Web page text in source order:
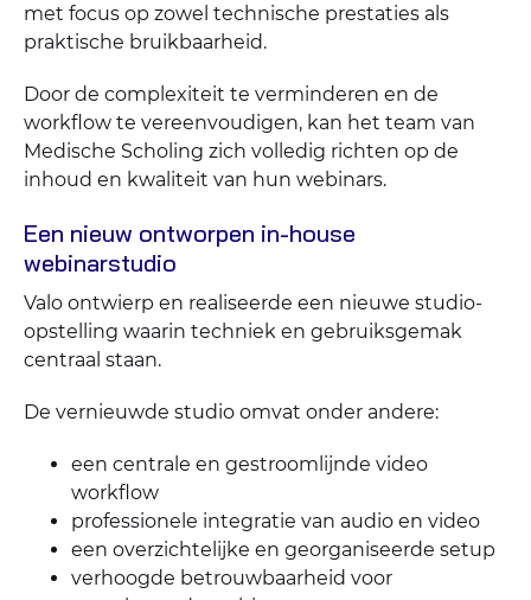
met focus op zowel technische prestaties als
praktische bruikbaarheid.
Door de complexiteit te verminderen en de
workflow te vereenvoudigen, kan het team van
Medische Scholing zich volledig richten op de
inhoud en kwaliteit van hun webinars.
Een nieuw ontworpen in-house
webinarstudio
Valo ontwierp en realiseerde een nieuwe studio-
opstelling waarin techniek en gebruiksgemak
centraal staan.
De vernieuwde studio omvat onder andere:
een centrale en gestroomlijnde video
workflow
professionele integratie van audio en video
een overzichtelijke en georganiseerde setup
verhoogde betrouwbaarheid voor